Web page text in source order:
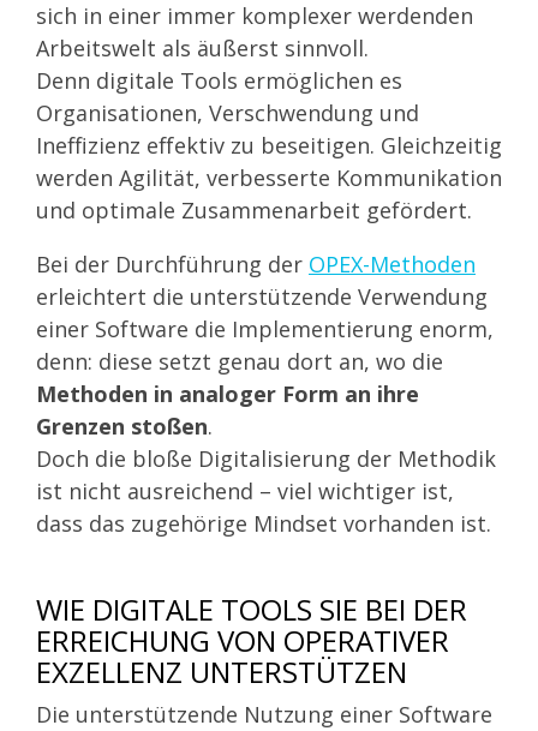
sich in einer immer komplexer werdenden
Arbeitswelt als äußerst sinnvoll.
Denn digitale Tools ermöglichen es
Organisationen, Verschwendung und
Ineffizienz effektiv zu beseitigen. Gleichzeitig
werden Agilität, verbesserte Kommunikation
und optimale Zusammenarbeit gefördert.
Bei der Durchführung der OPEX-Methoden
erleichtert die unterstützende Verwendung
einer Software die Implementierung enorm,
denn: diese setzt genau dort an, wo die
Methoden in analoger Form an ihre
Grenzen stoßen.
Doch die bloße Digitalisierung der Methodik
ist nicht ausreichend – viel wichtiger ist,
dass das zugehörige Mindset vorhanden ist.
WIE DIGITALE TOOLS SIE BEI DER
ERREICHUNG VON OPERATIVER
EXZELLENZ UNTERSTÜTZEN
Die unterstützende Nutzung einer Software